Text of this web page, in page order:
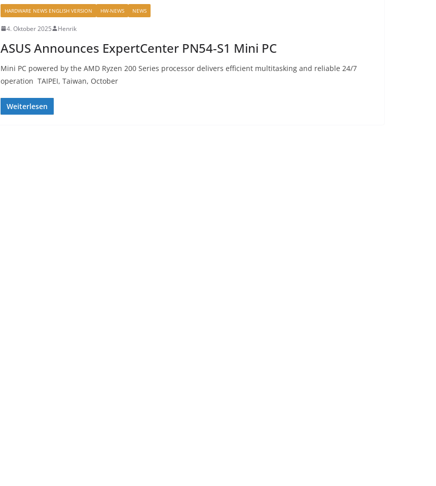
HARDWARE NEWS ENGLISH VERSION HW-NEWS NEWS
4. Oktober 2025 Henrik
ASUS Announces ExpertCenter PN54-S1 Mini PC
Mini PC powered by the AMD Ryzen 200 Series processor delivers efficient multitasking and reliable 24/7
operation TAIPEI, Taiwan, October
Weiterlesen